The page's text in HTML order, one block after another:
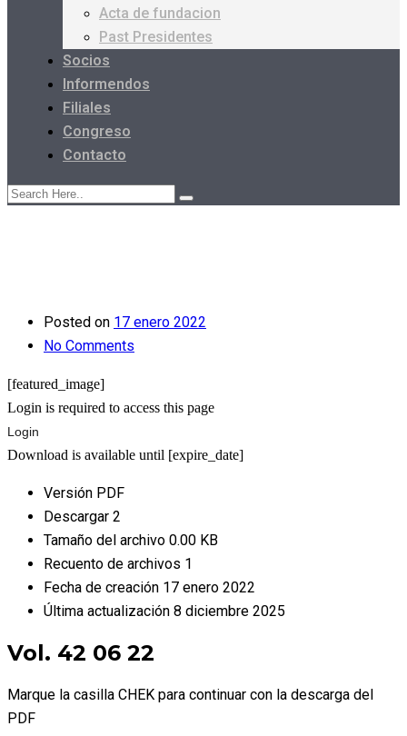
Acta de fundacion
Past Presidentes
Socios
Informendos
Filiales
Congreso
Contacto
Posted on 17 enero 2022
No Comments
[featured_image]
Login is required to access this page
Login
Download is available until [expire_date]
Versión PDF
Descargar 2
Tamaño del archivo 0.00 KB
Recuento de archivos 1
Fecha de creación 17 enero 2022
Última actualización 8 diciembre 2025
Vol. 42 06 22
Marque la casilla CHEK para continuar con la descarga del
PDF